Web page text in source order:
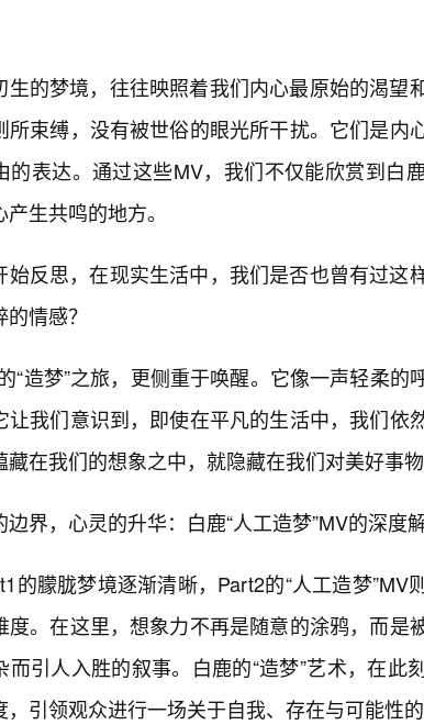
生的梦境，往往映照着我们内心最原始的渴望
所束缚，没有被世俗的眼光所干扰。它们是内
的表达。通过这些MV，我们不仅能欣赏到白
生共鸣的地方。
始反思，在现实生活中，我们是否也曾有过这
情感？
“造梦”之旅，更侧重于唤醒。它像一声轻柔
让我们意识到，即使在平凡的生活中，我们依
藏在我们的想象之中，就隐藏在我们对美好事物
边界，心灵的升华：白鹿“人工造梦”MV的深度
的朦胧梦境逐渐清晰，Part2的“人工造梦”MV
度。在这里，想象力不再是随意的涂鸦，而是
而引人入胜的叙事。白鹿的“造梦”艺术，在此
，引领观众进行一场关于自我、存在与可能性的